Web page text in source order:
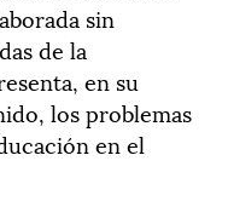
sin
de la
en su
los problemas
en el